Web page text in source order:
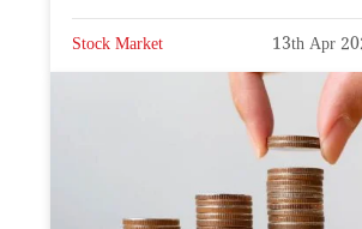
Stock Market 13th Apr